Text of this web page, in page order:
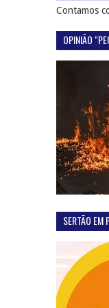
Contamos
OPINIÃO
SERTÃO EM